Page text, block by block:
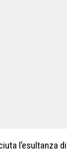
l’esultanza